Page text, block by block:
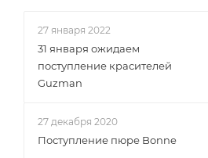
27 января 2022
31 января ожидаем
поступление красителей
Guzman
27 декабря 2020
Поступление пюре Bonne